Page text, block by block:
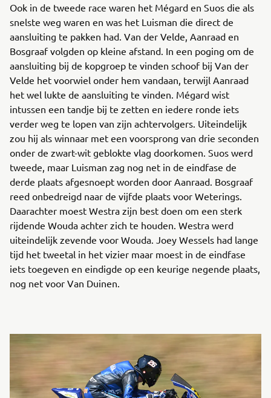
Ook in de tweede race waren het Mégard en Suos die als
snelste weg waren en was het Luisman die direct de
aansluiting te pakken had. Van der Velde, Aanraad en
Bosgraaf volgden op kleine afstand. In een poging om de
aansluiting bij de kopgroep te vinden schoof bij Van der
Velde het voorwiel onder hem vandaan, terwijl Aanraad
het wel lukte de aansluiting te vinden. Mégard wist
intussen een tandje bij te zetten en iedere ronde iets
verder weg te lopen van zijn achtervolgers. Uiteindelijk
zou hij als winnaar met een voorsprong van drie seconden
onder de zwart-wit geblokte vlag doorkomen. Suos werd
tweede, maar Luisman zag nog net in de eindfase de
derde plaats afgesnoept worden door Aanraad. Bosgraaf
reed onbedreigd naar de vijfde plaats voor Weterings.
Daarachter moest Westra zijn best doen om een sterk
rijdende Wouda achter zich te houden. Westra werd
uiteindelijk zevende voor Wouda. Joey Wessels had lange
tijd het tweetal in het vizier maar moest in de eindfase
iets toegeven en eindigde op een keurige negende plaats,
nog net voor Van Duinen.